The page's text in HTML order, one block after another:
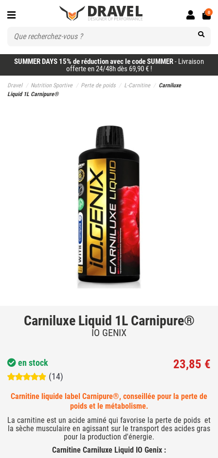
SUMMER DAYS 15% de réduction avec le code SUMMER- Livraison
offerte en 24/48h dès 69,90 € !
0
Dravel Nutrition Sportive Perte de poids L-Carnitine
Carniluxe
Liquid 1L Carnipure®
Carniluxe Liquid 1L Carnipure®
IO GENIX
(14)
23,85 €
Carnitine liquide label Carnipure®, conseillée pour la perte de
poids et le métabolisme.
La carnitine est un acide aminé qui favorise la perte de poids et
la sèche musculaire en agissant sur le transport des acides gras
pour la production d'énergie.
Carnitine Carniluxe Liquid IO Genix :
en stock